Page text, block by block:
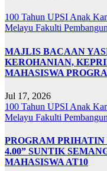
100 Tahun UPSIAnak
Melayu Fakulti
MAJLIS BACAAN
KEROHANIAN,
MAHASISWA
Jul 17, 2026
100 Tahun UPSI Anak
Melayu Fakulti
PROGRAM
4.00” SUNTIK
MAHASISWA AT10